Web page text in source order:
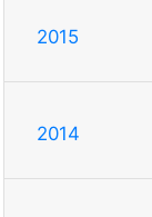
2015
2014